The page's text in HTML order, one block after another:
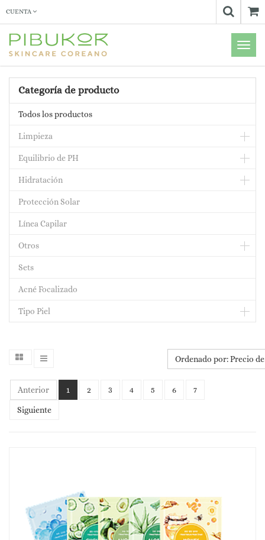
CUENTA
Menú
de
Categoría de producto
Todos los productos
Limpieza
Equilibrio de PH
Hidratación
Protección Solar
Línea Capilar
Otros
Sets
Acné Focalizado
Tipo Piel
Anterior 1 2 3 4 5 6 7
Siguiente
Ordenado por: Precio